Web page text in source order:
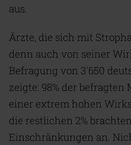
aus.
Ärzte, die sich mit
denn auch von seiner
Befragung von 3'650
zeigte: 98% der
einer extrem hohen
die restlichen 2%
Einschränkungen an.